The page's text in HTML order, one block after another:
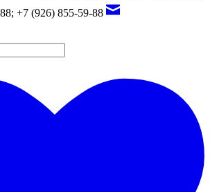
+7 (926) 855-59-88